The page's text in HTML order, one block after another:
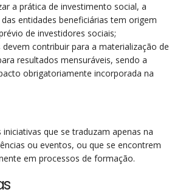
a prática de investimento social, a
entidades beneficiárias tem origem
de investidores sociais;
devem contribuir para a materialização de
resultados mensuráveis, sendo a
obrigatoriamente incorporada na
que se traduzam apenas na
ou eventos, ou que se encontrem
em processos de formação.